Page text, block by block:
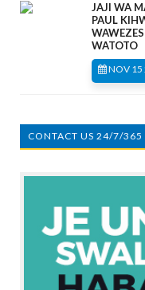
JAJI WA
PAUL
WATOTO
NOV 15
CONTACT US 24/7/365